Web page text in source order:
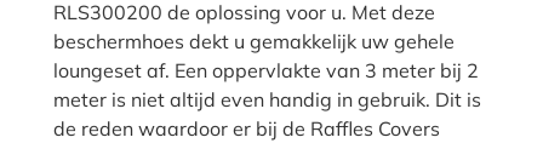
RLS300200 de oplossing voor u. Met deze
beschermhoes dekt u gemakkelijk uw gehele
loungeset af. Een oppervlakte van 3 meter bij 2
meter is niet altijd even handig in gebruik. Dit is
de reden waardoor er bij de Raffles Covers